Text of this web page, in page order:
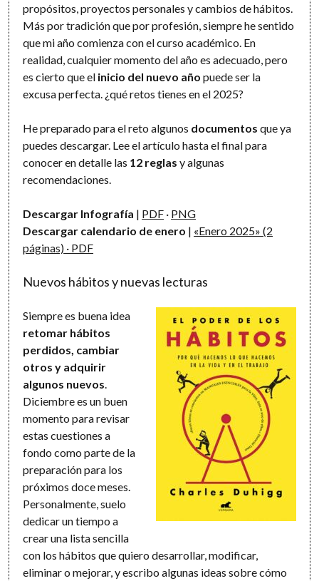
propósitos, proyectos personales y cambios de hábitos.
Más por tradición que por profesión, siempre he sentido
que mi año comienza con el curso académico. En
realidad, cualquier momento del año es adecuado, pero
es cierto que el inicio del nuevo año puede ser la
excusa perfecta. ¿qué retos tienes en el 2025?
He preparado para el reto algunos documentos que ya
puedes descargar. Lee el artículo hasta el final para
conocer en detalle las 12 reglas y algunas
recomendaciones.
Descargar Infografía | PDF · PNG
Descargar calendario de enero | «Enero 2025» (2
páginas) · PDF
Nuevos hábitos y nuevas lecturas
Siempre es buena idea
retomar hábitos
perdidos, cambiar
otros y adquirir
algunos nuevos
Diciembre es un buen
momento para revisar
estas cuestiones a
fondo como parte de la
preparación para los
próximos doce meses.
Personalmente, suelo
dedicar un tiempo a
crear una lista sencilla
con los hábitos que quiero desarrollar, modificar,
eliminar o mejorar, y escribo algunas ideas sobre cómo